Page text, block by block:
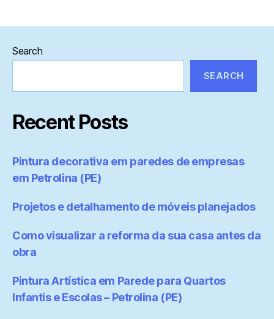
Search
SEARCH
Recent Posts
Pintura decorativa em paredes de empresas
em Petrolina (PE)
Projetos e detalhamento de móveis planejados
Como visualizar a reforma da sua casa antes da
obra
Pintura Artística em Parede para Quartos
Infantis e Escolas – Petrolina (PE)